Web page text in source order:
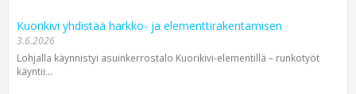
Kuorikivi yhdistää harkko- ja elementtirakentamisen
3.6.2026
Lohjalla käynnistyi asuinkerrostalo Kuorikivi-elementillä – runkotyöt
käyntii...